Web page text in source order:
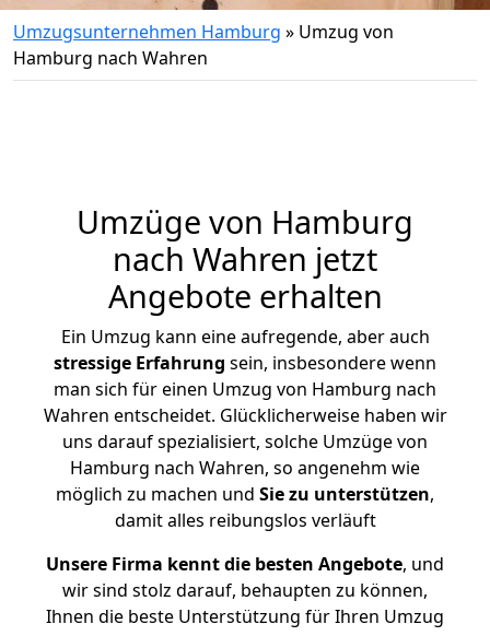
Umzugsunternehmen Hamburg » Umzug von
Hamburg nach Wahren
Umzüge von Hamburg
nach Wahren jetzt
Angebote erhalten
Ein Umzug kann eine aufregende, aber auch
stressige Erfahrung sein, insbesondere wenn
man sich für einen Umzug von Hamburg nach
Wahren entscheidet. Glücklicherweise haben wir
uns darauf spezialisiert, solche Umzüge von
Hamburg nach Wahren, so angenehm wie
möglich zu machen und Sie zu unterstützen,
damit alles reibungslos verläuft
Unsere Firma kennt die besten Angebote, und
wir sind stolz darauf, behaupten zu können,
Ihnen die beste Unterstützung für Ihren Umzug